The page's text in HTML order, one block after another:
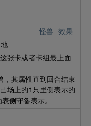
怪兽 效果
地
张卡或者卡组最上面
，其属性直到回合结束
场上的1只里侧表示的
侧守备表示。